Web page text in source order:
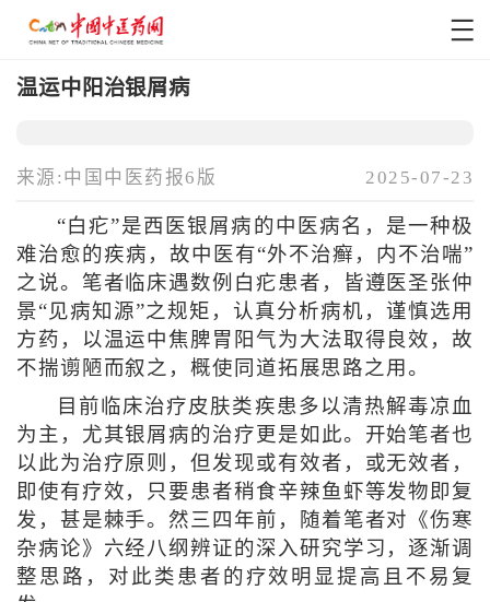
温运中阳治银屑病
来源:中国中医药报6版 2025-07-23
“白疕”是西医银屑病的中医病名，是一种极
难治愈的疾病，故中医有“外不治癣，内不治喘”
之说。笔者临床遇数例白疕患者，皆遵医圣张仲
景“见病知源”之规矩，认真分析病机，谨慎选用
方药，以温运中焦脾胃阳气为大法取得良效，故
不揣谫陋而叙之，概使同道拓展思路之用。
目前临床治疗皮肤类疾患多以清热解毒凉血
为主，尤其银屑病的治疗更是如此。开始笔者也
以此为治疗原则，但发现或有效者，或无效者，
即使有疗效，只要患者稍食辛辣鱼虾等发物即复
发，甚是棘手。然三四年前，随着笔者对《伤寒
杂病论》六经八纲辨证的深入研究学习，逐渐调
整思路，对此类患者的疗效明显提高且不易复